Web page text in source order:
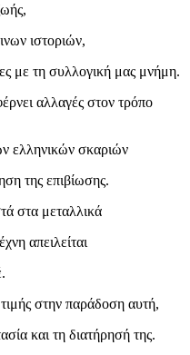
ιστοριών,
με τη συλλογική μας μνήμη.
αλλαγές στον τρόπο
ελληνικών σκαριών
της επιβίωσης.
στα μεταλλικά
απειλείται
στην παράδοση αυτή,
και τη διατήρησή της.